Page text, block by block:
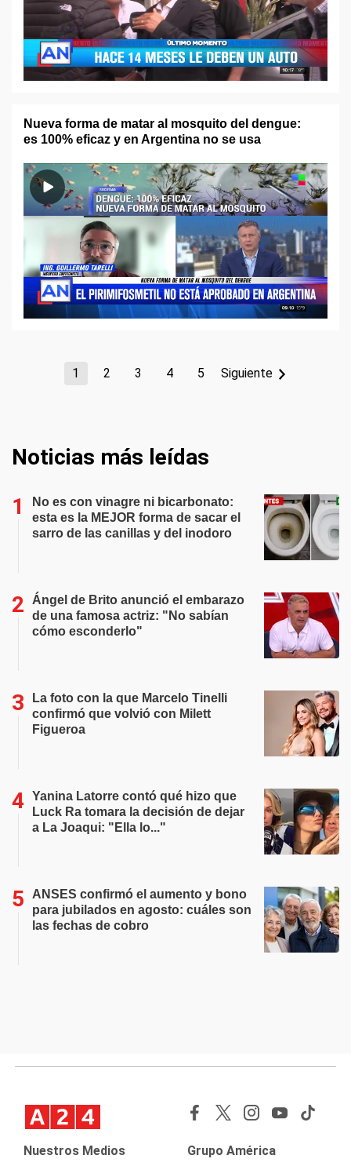
Nueva forma de matar al mosquito del dengue:
es 100% eficaz y en Argentina no se usa
1 2 3 4 5 Siguiente
Noticias más leídas
No es con vinagre ni bicarbonato:
esta es la MEJOR forma de sacar el
sarro de las canillas y del inodoro
Ángel de Brito anunció el embarazo
de una famosa actriz: "No sabían
cómo esconderlo"
La foto con la que Marcelo Tinelli
confirmó que volvió con Milett
Figueroa
Yanina Latorre contó qué hizo que
Luck Ra tomara la decisión de dejar
a La Joaqui: "Ella lo..."
ANSES confirmó el aumento y bono
para jubilados en agosto: cuáles son
las fechas de cobro
Nuestros Medios Grupo América